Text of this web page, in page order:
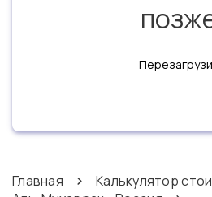
Главная
Калькулятор